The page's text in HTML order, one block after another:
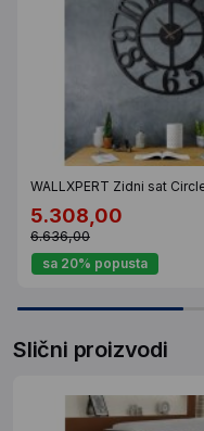
WALLXPERT Zidni sat
5.308,00
6.636,00
sa 20% popusta
Slični proizvodi